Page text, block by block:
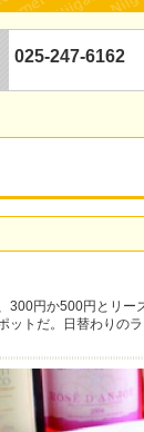
025-247-6162
円か500円とリー
トだ。日替わりの